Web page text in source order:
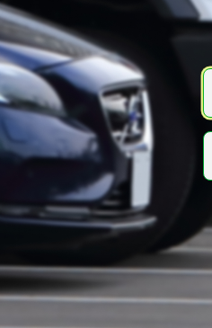
電話か出張か、高い
だから高
メーカー
年式